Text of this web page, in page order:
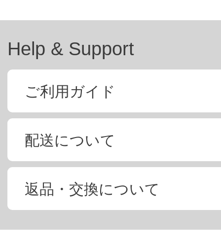
Help & Support
ご利用ガイド
配送について
返品・交換について